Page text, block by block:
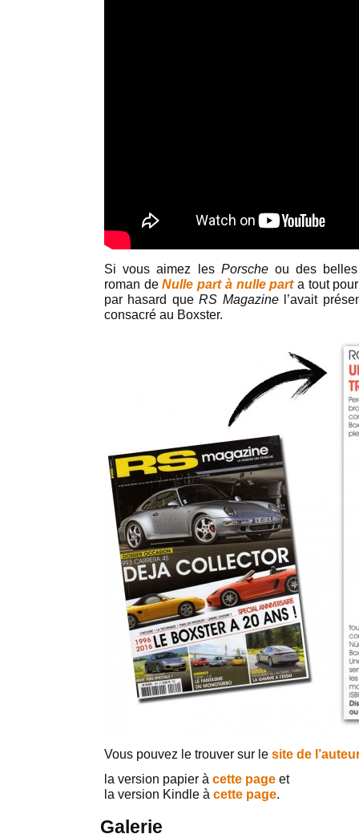
Si vous aimez les Porscheou des belles
roman deNulle part à nulle parta tout pour
par hasard queRS Magazinel’avait
consacré au Boxster.
Vous pouvez le trouver sur le site de
la version papier à cette page et
la version Kindle à cette page.
Galerie